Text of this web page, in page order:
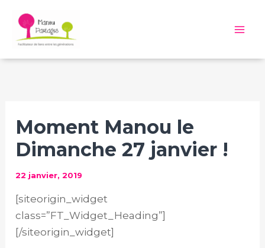
contenu
Moment Manou le
Dimanche 27 janvier !
22 janvier, 2019
[siteorigin_widget
class=”FT_Widget_Heading”]
[/siteorigin_widget]